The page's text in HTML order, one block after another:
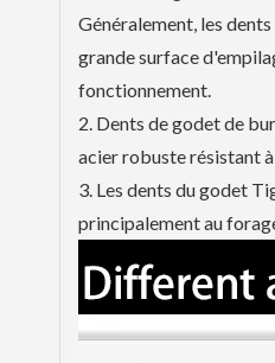
Généralement, les
grande surface
fonctionnement.
2. Dents de godet de
acier robuste résistant
3. Les dents du godet
principalement au